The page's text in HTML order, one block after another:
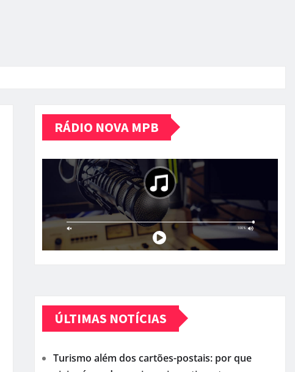
RÁDIO NOVA MPB
ÚLTIMAS NOTÍCIAS
Turismo além dos cartões-postais: por que